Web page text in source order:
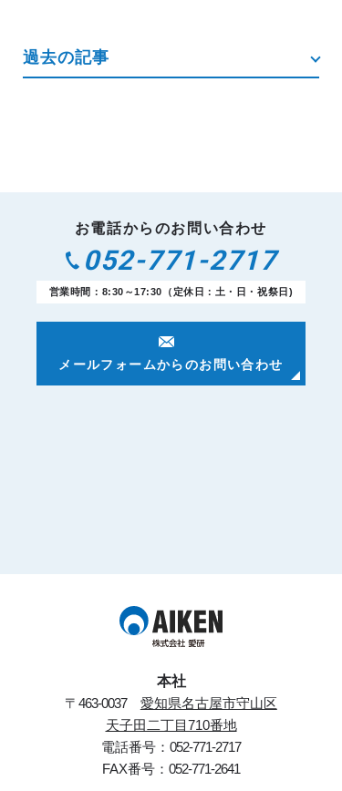
過去の記事
お電話からのお問い合わせ
052-771-2717
営業時間：8:30～17:30（定休日：土・日・祝祭日)
メールフォームからのお問い合わせ
本社
〒463-0037
愛知県名古屋市守山区
天子田二丁目710番地
電話番号：052-771-2717
FAX番号：052-771-2641